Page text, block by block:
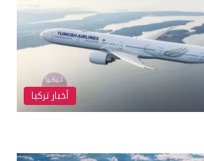
أخبار تركيا